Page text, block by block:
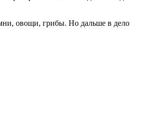
овощи, грибы. Но дальше в дело